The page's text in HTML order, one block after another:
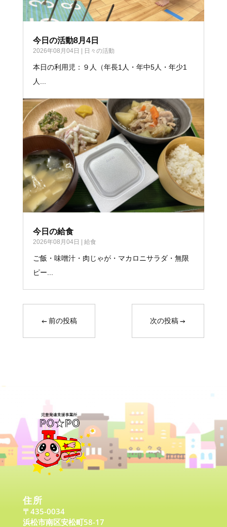
今日の活動8月4日
2026年08月04日 | 日々の活動
本日の利用児：９人（年長1人・年中5人・年少1
人...
今日の給食
2026年08月04日 | 給食
ご飯・味噌汁・肉じゃが・マカロニサラダ・無限
ピー...
←前の投稿 次の投稿→
住所
〒435-0034
浜松市南区安松町58-17